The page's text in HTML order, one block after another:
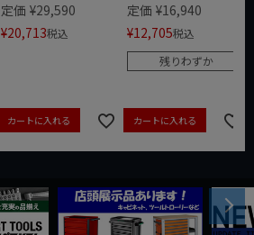
定価 ¥29,590
¥20,713税込
カートに入れる
定価 ¥16,940
¥12,705税込
残りわずか
カートに入れる
Next